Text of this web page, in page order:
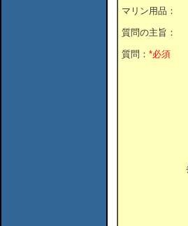
マリン用品：
質問の主旨：
質問： *必須